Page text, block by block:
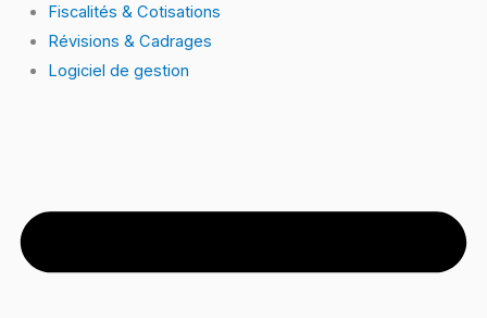
Fiscalités & Cotisations
Révisions & Cadrages
Logiciel de gestion